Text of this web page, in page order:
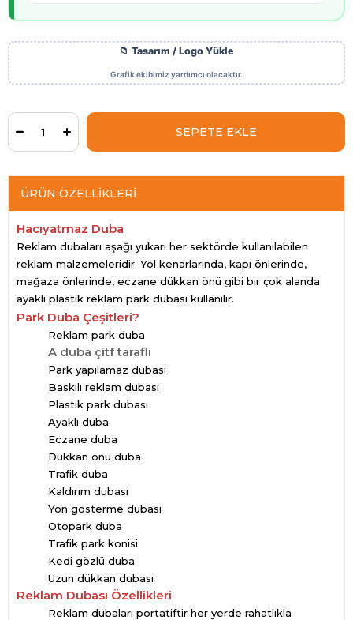
ÜRÜN ÖZELLIKLERI
Hacıyatmaz Duba
Reklam dubaları aşağı yukarı her sektörde kullanılabilen
reklam malzemeleridir. Yol kenarlarında, kapı önlerinde,
mağaza önlerinde, eczane dükkan önü gibi bir çok alanda
ayaklı plastik reklam park dubası kullanılır.
Park Duba Çeşitleri?
Reklam park duba
A duba çitf taraflı
Park yapılamaz dubası
Baskılı reklam dubası
Plastik park dubası
Ayaklı duba
Eczane duba
Dükkan önü duba
Trafik duba
Kaldırım dubası
Yön gösterme dubası
Otopark duba
Trafik park konisi
Kedi gözlü duba
Uzun dükkan dubası
Reklam Dubası Özellikleri
Reklam dubaları portatiftir her yerde rahatlıkla